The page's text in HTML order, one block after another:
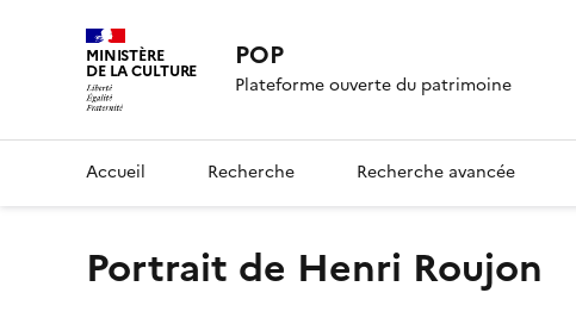
MINISTÈRE
DE LA CULTURE POP
Plateforme ouverte du patrimoine
Accueil Recherche Recherche avancée
Portrait de Henri Roujon